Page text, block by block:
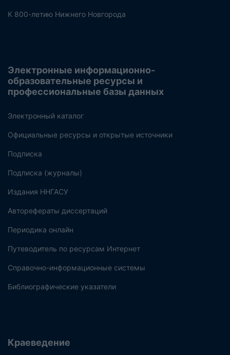
К 800-летию Нижнего Новгорода
Электронные информационно-
образовательные ресурсы и
профессиональные базы данных
Электронный каталог
Официальные ресурсы и открытые источники
Подписка
Подписка (журналы)
Издания ННГАСУ
Авторефераты диссертаций
Периодика онлайн
Путеводитель по ресурсам Интернет
Справочно-информационные системы
Библиографические указатели
Краеведение